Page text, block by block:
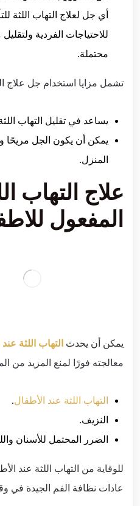
أي جل لعلاج التهاب اللثة
للاحتياجات الفردية
محتملة.
تشمل مزايا استخدام جل علاج
يساعد في تقليل التهاب
يمكن أن يكون الجل مريحًا
المنزل.
علاج التهاب
المفعول
يمكن أن يحدث التهاب اللثة
معالجته فورًا لمنع المزيد من
التهاب اللثة عند الأطفال.
النزيف.
الضرر المحتمل للأسنان
للوقاية من التهاب اللثة عند
عادات نظافة الفم الجيدة